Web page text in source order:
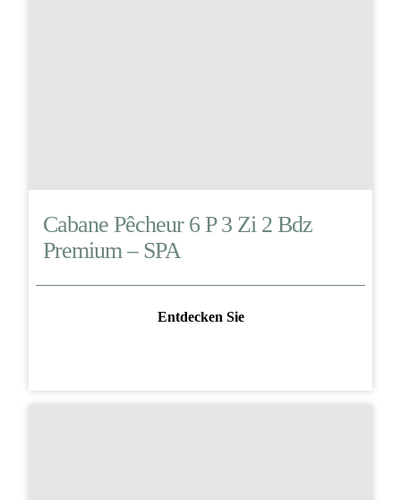
Cabane Pêcheur 6 P 3 Zi 2 Bdz
Premium – SPA
Entdecken Sie